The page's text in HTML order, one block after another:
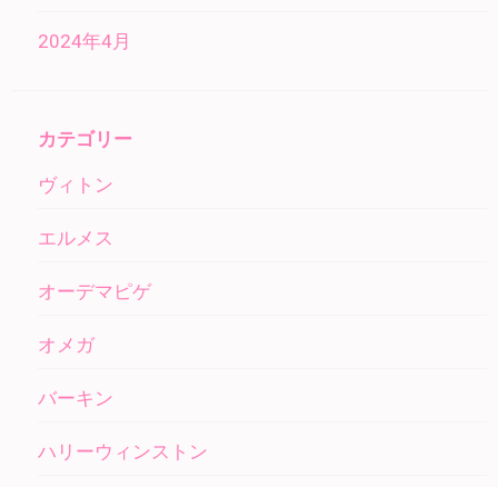
2024年4月
カテゴリー
ヴィトン
エルメス
オーデマピゲ
オメガ
バーキン
ハリーウィンストン